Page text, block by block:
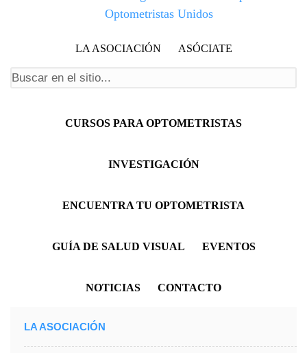
LA ASOCIACIÓN ASÓCIATE
Menú principal
CURSOS PARA OPTOMETRISTAS
INVESTIGACIÓN
ENCUENTRA TU OPTOMETRISTA
GUÍA DE SALUD VISUAL EVENTOS
NOTICIAS CONTACTO
LA ASOCIACIÓN